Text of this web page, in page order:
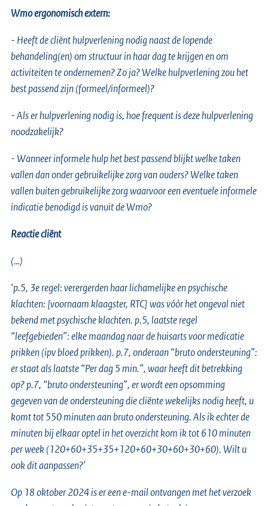
Wmo ergonomisch extern:
- Heeft de cliënt hulpverlening nodig naast de lopende
behandeling(en) om structuur in haar dag te krijgen en om
activiteiten te ondernemen? Zo ja? Welke hulpverlening zou het
best passend zijn (formeel/informeel)?
- Als er hulpverlening nodig is, hoe frequent is deze hulpverlening
noodzakelijk?
- Wanneer informele hulp het best passend blijkt welke taken
vallen dan onder gebruikelijke zorg van ouders? Welke taken
vallen buiten gebruikelijke zorg waarvoor een eventuele informele
indicatie benodigd is vanuit de Wmo?
Reactie cliënt
(…)
‘p.5, 3e regel: verergerden haar lichamelijke en psychische
klachten: [voornaam klaagster, RTC] was vóór het ongeval niet
bekend met psychische klachten. p.5, laatste regel
“leefgebieden”: elke maandag naar de huisarts voor medicatie
prikken (ipv bloed prikken). p.7, onderaan “bruto ondersteuning”:
er staat als laatste “Per dag 5 min.”, waar heeft dit betrekking
op? p.7, “bruto ondersteuning”, er wordt een opsomming
gegeven van de ondersteuning die cliënte wekelijks nodig heeft, u
komt tot 550 minuten aan bruto ondersteuning. Als ik echter de
minuten bij elkaar optel in het overzicht kom ik tot 610 minuten
per week (120+60+35+35+120+60+30+60+30+60). Wilt u
ook dit aanpassen?’
Op 18 oktober 2024 is er een e-mail ontvangen met het verzoek